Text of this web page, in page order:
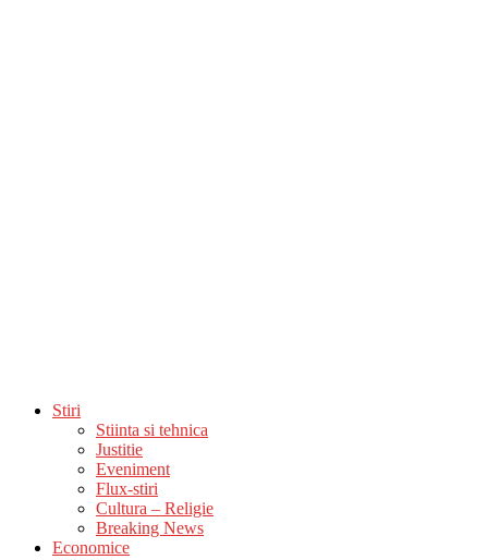
Stiri
Stiinta si tehnica
Justitie
Eveniment
Flux-stiri
Cultura – Religie
Breaking News
Economice